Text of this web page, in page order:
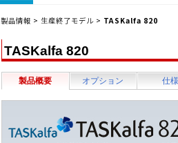
製品情報 > 生産終了モデル > TASKalfa 820
TASKalfa 820
製品概要 オプション 仕様